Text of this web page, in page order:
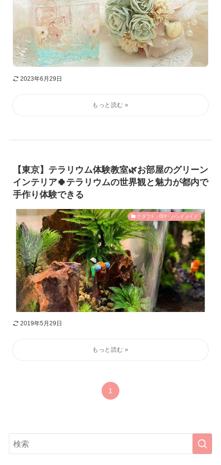
2023年6月29日
【東京】テラリウム体験教室🌿お部屋のグリーン
インテリア🍀テラリウムの世界観と魅力が都内で
手作り体験できる
クラフト・DIY・ハンドメイド
2019年5月29日
1